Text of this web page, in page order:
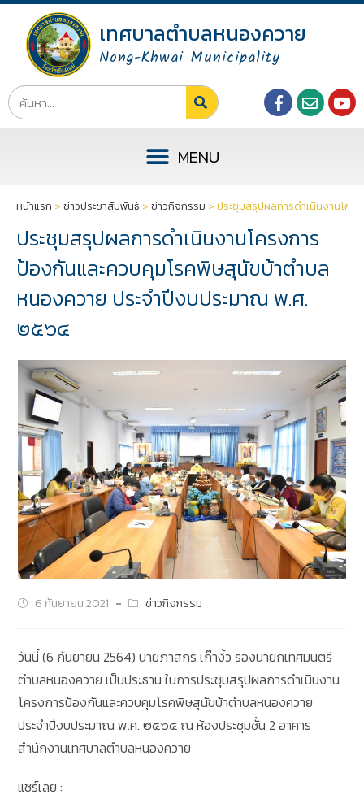
เทศบาลตำบลหนองควาย
Nong-Khwai Municipality
หน้าแรก > ข่าวประชาสัมพันธ์ > ข่าวกิจกรรม > ประชุมสรุปผลการดำเนินงานโค
ประชุมสรุปผลการดำเนินงานโครงการ
ป้องกันและควบคุมโรคพิษสุนัขบ้าตำบล
หนองควาย ประจำปีงบประมาณ พ.ศ.
๒๕๖๔
6 กันยายน 2021 ข่าวกิจกรรม
วันนี้ (6 กันยายน 2564) นายภาสกร เก๊างิ้ว รองนายกเทศมนตรี
ตำบลหนองควาย เป็นประธาน ในการประชุมสรุปผลการดำเนินงาน
โครงการป้องกันและควบคุมโรคพิษสุนัขบ้าตำบลหนองควาย
ประจำปีงบประมาณ พ.ศ. ๒๕๖๔ ณ ห้องประชุมชั้น 2 อาคาร
สำนักงานเทศบาลตำบลหนองควาย
แชร์เลย :